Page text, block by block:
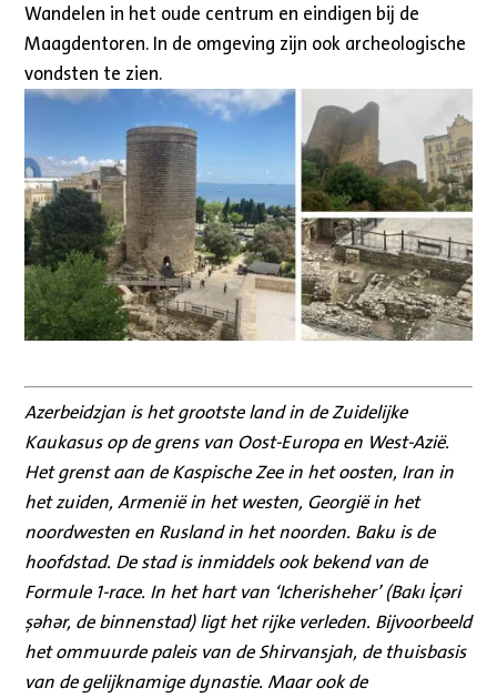
Wandelen in het oude centrum en eindigen bij de
Maagdentoren. In de omgeving zijn ook archeologische
vondsten te zien.
Azerbeidzjan is het grootste land in de Zuidelijke
Kaukasus op de grens van Oost-Europa en West-Azië.
Het grenst aan de Kaspische Zee in het oosten, Iran in
het zuiden, Armenië in het westen, Georgië in het
noordwesten en Rusland in het noorden. Baku is de
hoofdstad. De stad is inmiddels ook bekend van de
Formule 1-race. In het hart van ‘Icherisheher’ (Bakı İçəri
şəhər, de binnenstad) ligt het rijke verleden. Bijvoorbeeld
het ommuurde paleis van de Shirvansjah, de thuisbasis
van de gelijknamige dynastie. Maar ook de